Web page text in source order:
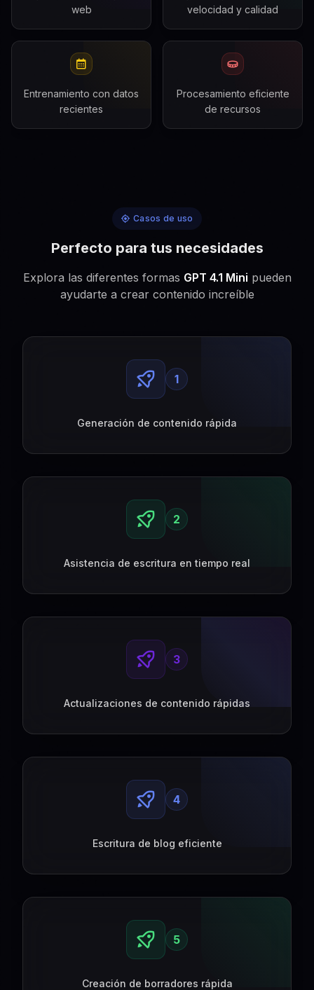
web
velocidad y calidad
Entrenamiento con datos
recientes
Procesamiento eficiente
de recursos
Casos de uso
Perfecto para tus necesidades
Explora las diferentes formas GPT 4.1 Mini pueden
ayudarte a crear contenido increíble
1
Generación de contenido rápida
2
Asistencia de escritura en tiempo real
3
Actualizaciones de contenido rápidas
4
Escritura de blog eficiente
5
Creación de borradores rápida